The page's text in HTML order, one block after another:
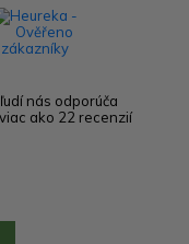
nás odporúča
ako 22 recenzií